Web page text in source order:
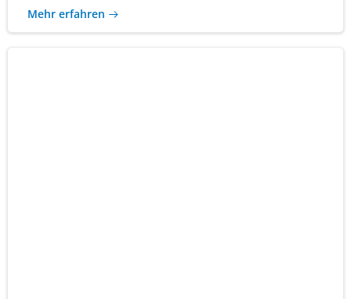
Mehr erfahren